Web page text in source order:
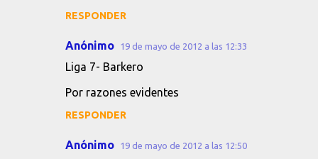
RESPONDER
Anónimo 19 de mayo de 2012 a las 12:33
Liga 7- Barkero
Por razones evidentes
RESPONDER
Anónimo 19 de mayo de 2012 a las 12:50